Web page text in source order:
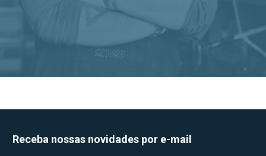
Receba nossas novidades por e-mail